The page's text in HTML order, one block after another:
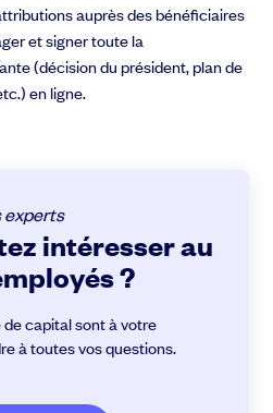
auprès des bénéficiaires
et signer toute la
(décision du président, plan de
en ligne.
intéresser au
?
capital sont à votre
à toutes vos questions.